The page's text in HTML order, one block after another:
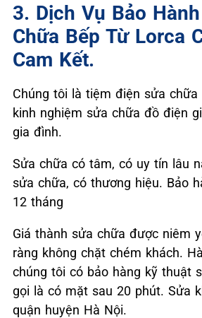
3. Dịch Vụ Bảo
Chữa Bếp Từ Lorca
Cam Kết.
Chúng tôi là tiệm điện sửa chữa
kinh nghiệm sửa chữa đồ điện
gia đình.
Sửa chữa có tâm, có uy tín lâu
sửa chữa, có thương hiệu. Bảo
12 tháng
Giá thành sửa chữa được niêm
ràng không chặt chém khách.
chúng tôi có bảo hàng kỹ thuật
gọi là có mặt sau 20 phút. Sửa
quận huyện Hà Nội.